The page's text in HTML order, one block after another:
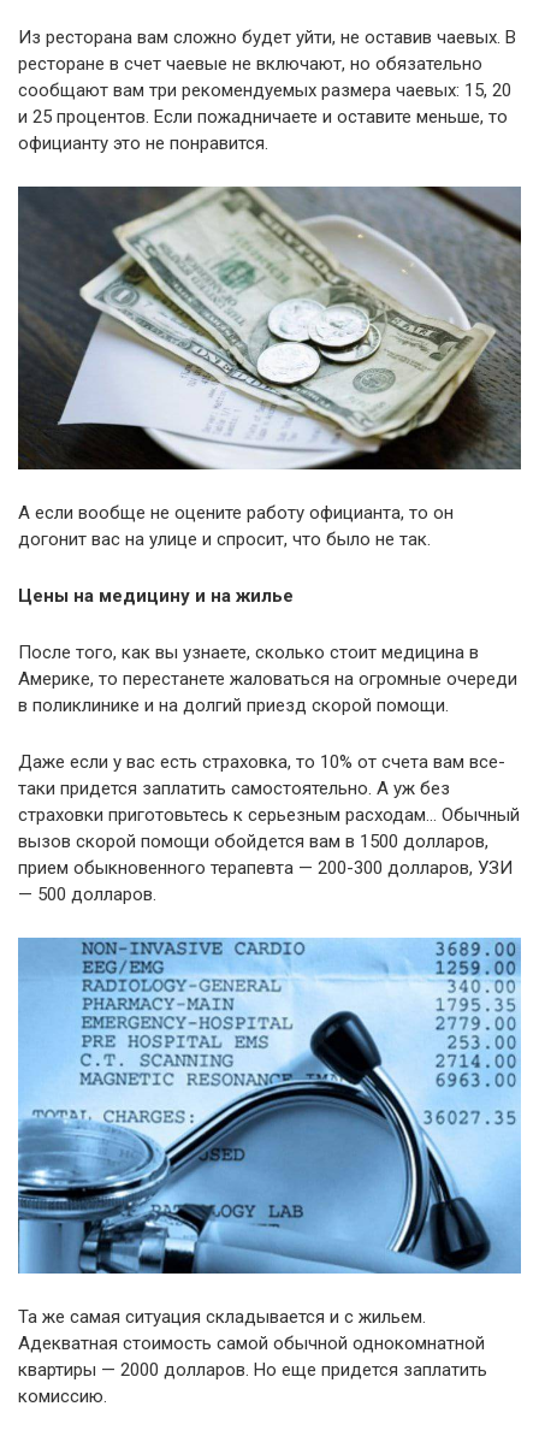
Из ресторана вам сложно будет уйти, не оставив чаевых. В
ресторане в счет чаевые не включают, но обязательно
сообщают вам три рекомендуемых размера чаевых: 15, 20
и 25 процентов. Если пожадничаете и оставите меньше, то
официанту это не понравится.
А если вообще не оцените работу официанта, то он
догонит вас на улице и спросит, что было не так.
Цены на медицину и на жилье
После того, как вы узнаете, сколько стоит медицина в
Америке, то перестанете жаловаться на огромные очереди
в поликлинике и на долгий приезд скорой помощи.
Даже если у вас есть страховка, то 10% от счета вам все-
таки придется заплатить самостоятельно. А уж без
страховки приготовьтесь к серьезным расходам… Обычный
вызов скорой помощи обойдется вам в 1500 долларов,
прием обыкновенного терапевта — 200-300 долларов, УЗИ
— 500 долларов.
Та же самая ситуация складывается и с жильем.
Адекватная стоимость самой обычной однокомнатной
квартиры — 2000 долларов. Но еще придется заплатить
комиссию.